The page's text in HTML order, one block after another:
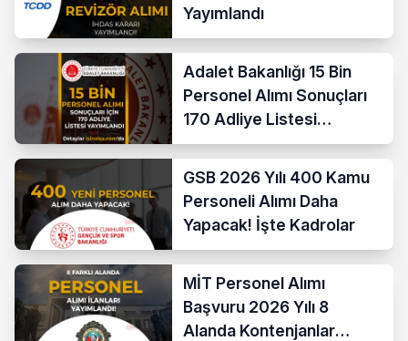
Yayımlandı
Adalet Bakanlığı 15 Bin
Personel Alımı Sonuçları
170 Adliye Listesi
Açıklandı
GSB 2026 Yılı 400 Kamu
Personeli Alımı Daha
Yapacak! İşte Kadrolar
MİT Personel Alımı
Başvuru 2026 Yılı 8
Alanda Kontenjanlar